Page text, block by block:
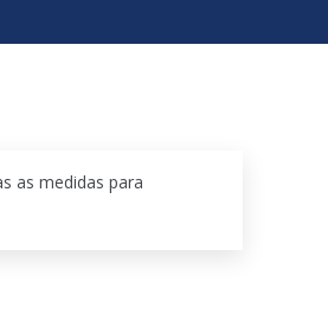
as medidas para